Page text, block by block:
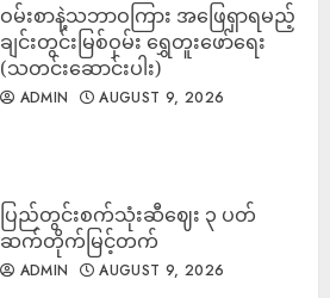
ဝမ်းစာနဲ့သဘာဝကြား အဖြေရှာရမည့်
ချင်းတွင်းမြစ်ဝှမ်း ရွှေတူးဖော်ရေး
(သတင်းဆောင်းပါး)
ADMIN AUGUST 9, 2026
ပြည်တွင်းစက်သုံးဆီဈေး ၃ ပတ်
ဆက်တိုက်မြင့်တက်
ADMIN AUGUST 9, 2026